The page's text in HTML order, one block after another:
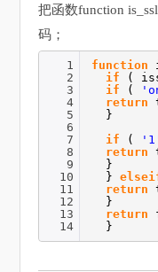
把函数function
码；
1
2
3
4
5
6
7
8
9
10
11
12
13
14
function
if
(
if
(
return
}
if
(
return
}
}
return
}
return
}